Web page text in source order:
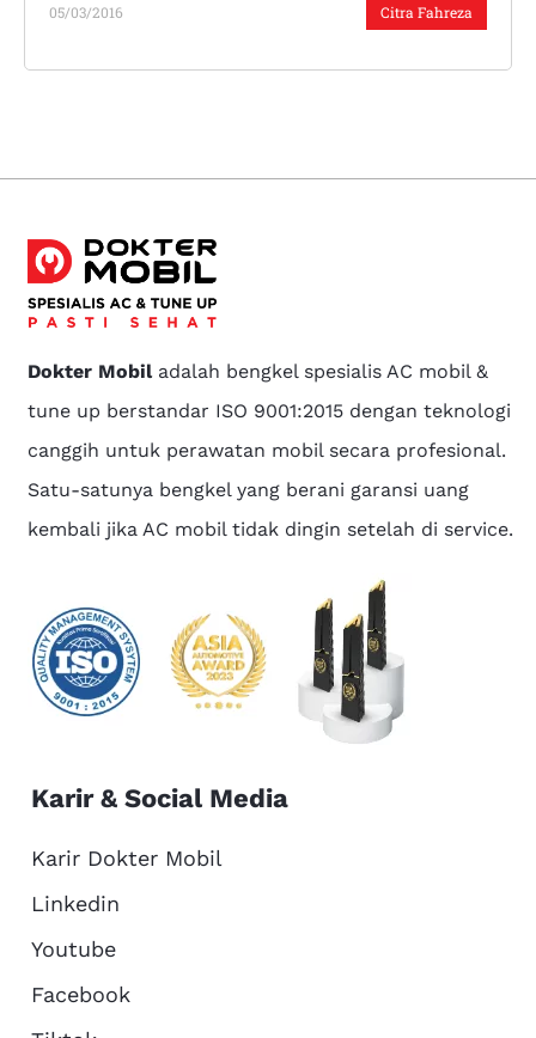
Citra Fahreza
05/03/2016
Dokter Mobiladalah bengkel spesialis AC mobil &
tune up berstandar ISO 9001:2015 dengan teknologi
canggih untuk perawatan mobil secara profesional.
Satu-satunya bengkel yang berani garansi uang
kembali jika AC mobil tidak dingin setelah di service.
Karir & Social Media
Karir Dokter Mobil
Linkedin
Youtube
Facebook